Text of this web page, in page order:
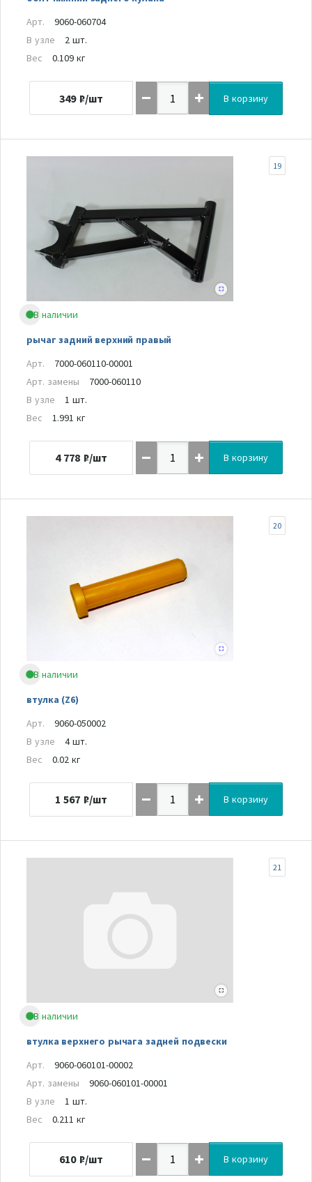
Арт.
9060-060704
В узле
2 шт.
Вес
0.109 кг
349 ₽/шт В корзину
В наличии
рычаг задний верхний правый
19
Арт.
7000-060110-00001
Арт. замены
7000-060110
В узле
1 шт.
Вес
1.991 кг
4 778 ₽/шт В корзину
В наличии
втулка (Z6)
20
Арт.
9060-050002
В узле
4 шт.
Вес
0.02 кг
1 567 ₽/шт В корзину
В наличии
втулка верхнего рычага задней подвески
21
Арт.
9060-060101-00002
Арт. замены
9060-060101-00001
В узле
1 шт.
Вес
0.211 кг
610 ₽/шт В корзину